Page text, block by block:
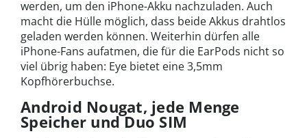
werden, um den iPhone-Akku nachzuladen. Auch
macht die Hülle möglich, dass beide Akkus drahtlos
geladen werden können. Weiterhin dürfen alle
iPhone-Fans aufatmen, die für die EarPods nicht so
viel übrig haben: Eye bietet eine 3,5mm
Kopfhörerbuchse.
Android Nougat, jede Menge
Speicher und Duo SIM